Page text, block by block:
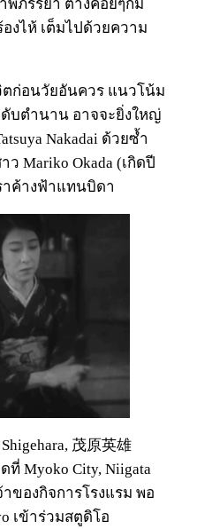
ภรรยา ต่างค่อยๆก้ม
งไห้ เต็มไปด้วยความ
ตก่อนวัยอันควร แนวโน้ม
บตำนาน อาจจะยิ่งใหญ่
Nakadai ด้วยซ้ำ
Mariko Okada (เกิดปี
าค้างฟ้าแทนบิดา
茂原英雄
Myoko City, Niigata
าของกิจการโรงแรม พอ
เข้าร่วมสตูดิโอ